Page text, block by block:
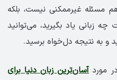
مسئله غیرممکنی نیست، بلکه
زبانی یاد بگیرید، می‌توانید
به نتیجه دل‌خواه‌ برسید.
موردآسان‌ترین زبان دنیا برای